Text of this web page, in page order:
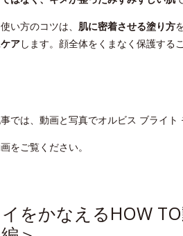
い方のコツは、 肌に密着させる塗り方
アします。顔全体をくまなく保護する
では、動画と写真でオルビス ブライト
をご覧ください。
をかなえるHOW